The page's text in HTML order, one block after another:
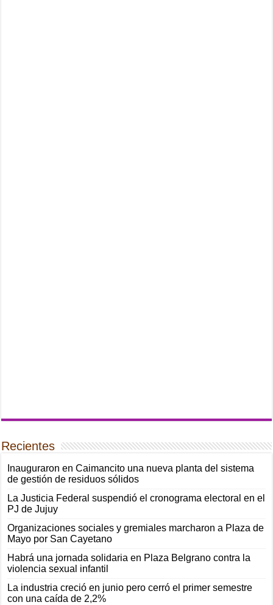
Recientes
Inauguraron en Caimancito una nueva planta del sistema
de gestión de residuos sólidos
La Justicia Federal suspendió el cronograma electoral en el
PJ de Jujuy
Organizaciones sociales y gremiales marcharon a Plaza de
Mayo por San Cayetano
Habrá una jornada solidaria en Plaza Belgrano contra la
violencia sexual infantil
La industria creció en junio pero cerró el primer semestre
con una caída de 2,2%